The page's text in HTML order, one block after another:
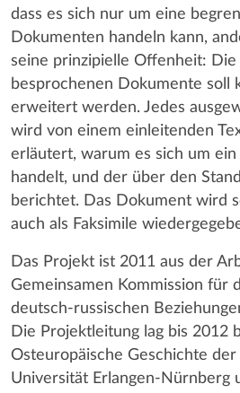
dass es sich nur um eine
Dokumenten handeln kann,
seine prinzipielle Offenheit: Die
besprochenen Dokumente soll
erweitert werden. Jedes
wird von einem einleitenden
erläutert, warum es sich um ein
handelt, und der über den
berichtet. Das Dokument wird
auch als Faksimile
Das Projekt ist 2011 aus der
Gemeinsamen Kommission für
deutsch-russischen
Die Projektleitung lag bis 2012
Osteuropäische Geschichte
Universität Erlangen-Nürnberg